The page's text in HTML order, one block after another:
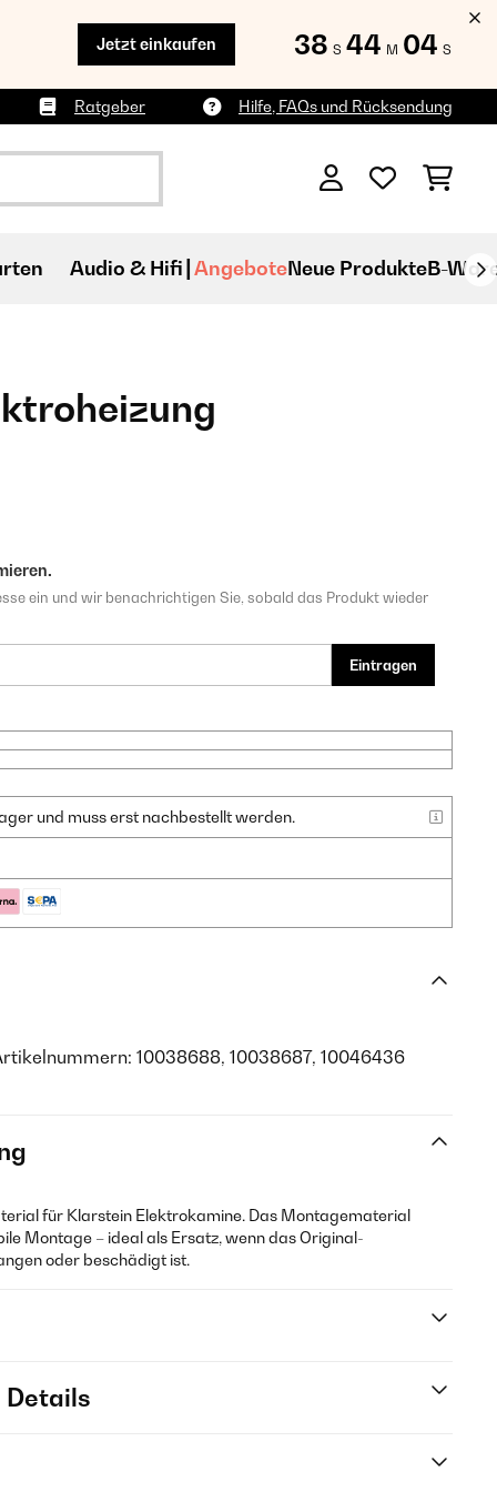
Jetzt einkaufen 38 S 44 M 03 S
Ratgeber Hilfe, FAQs und Rücksendung
Audio & Hifi AngeboteNeue ProdukteB-
ein und wir benachrichtigen Sie, sobald das Produkt wieder
Eintragen
und muss erst nachbestellt werden.
10038688, 10038687, 10046436
für Klarstein Elektrokamine. Das Montagematerial
Montage – ideal als Ersatz, wenn das Original-
oder beschädigt ist.
Details